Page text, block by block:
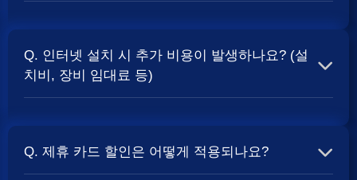
보통 500Mbps 또는 1Gbps 인터넷을 TV와 결합하여 가입
할 때 현금 사은품 및 상품권 혜택이 더 크게 지급되는 경향
Q. 인터넷 설치 시 추가 비용이 발생하나요? (설
치비, 장비 임대료 등)
청구되는 경우가 많습니다. 다만, 인터넷 상품 및 프로모션
Q. 제휴 카드 할인은 어떻게 적용되나요?